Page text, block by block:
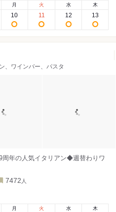
月
10
火
11
水
12
木
13
、ワインバー、パスタ
周年の人気イタリアン◆週替わりワ
7472 人
月 火 水 木